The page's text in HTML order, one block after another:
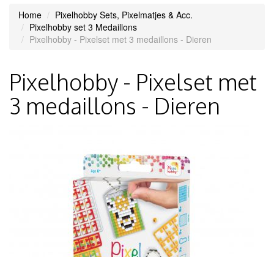
Home
Pixelhobby Sets, Pixelmatjes & Acc.
Pixelhobby set 3 Medaillons
Pixelhobby - Pixelset met 3 medaillons - Dieren
Pixelhobby - Pixelset met
3 medaillons - Dieren